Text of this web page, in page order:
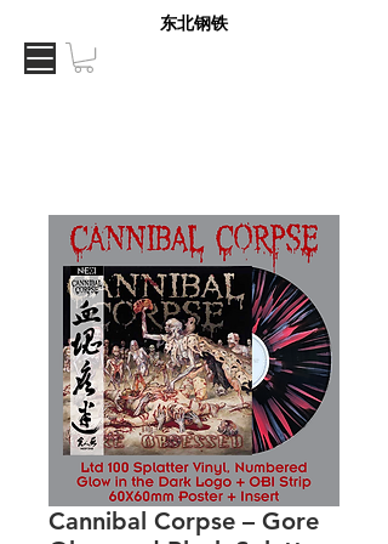
东北钢铁
Cannibal Corpse ‎– Gore